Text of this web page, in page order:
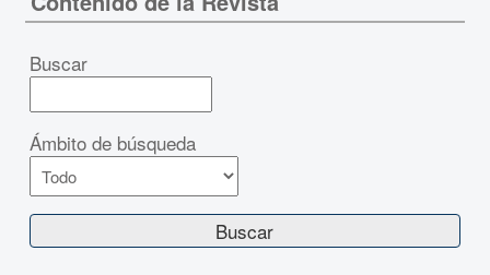
Buscar
Ámbito de búsqueda